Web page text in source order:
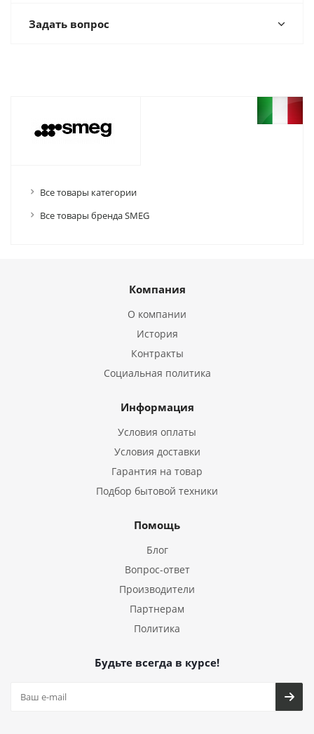
Задать вопрос
Все товары категории
Все товары бренда SMEG
Компания
О компании
История
Контракты
Социальная политика
Информация
Условия оплаты
Условия доставки
Гарантия на товар
Подбор бытовой техники
Помощь
Блог
Вопрос-ответ
Производители
Партнерам
Политика
Будьте всегда в курсе!